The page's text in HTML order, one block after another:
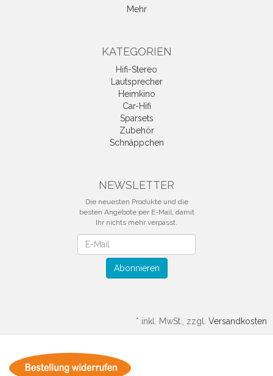
Mehr
KATEGORIEN
Hifi-Stereo
Lautsprecher
Heimkino
Car-Hifi
Sparsets
Zubehör
Schnäppchen
NEWSLETTER
Die neuesten Produkte und die
besten Angebote per E-Mail, damit
Ihr nichts mehr verpasst.
Abonnieren
* inkl. MwSt., zzgl. Versandkosten